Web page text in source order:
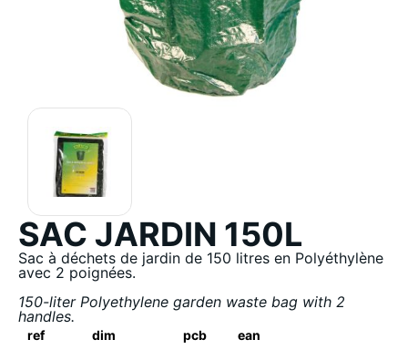
SAC JARDIN 150L
Sac à déchets de jardin de 150 litres en Polyéthylène
avec 2 poignées.
150-liter Polyethylene garden waste bag with 2
handles.
ref dim pcb
ean